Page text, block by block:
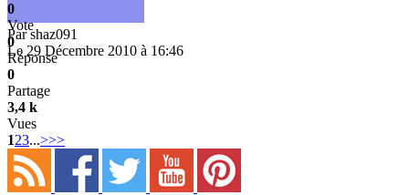
Parshaz091
Le 29 Décembre 2010 à 16:46
0
Vote
0
Réponse
0
Partage
3,4 k
Vues
123...>>>